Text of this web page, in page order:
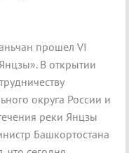
прошел VI
В открытии
округа России и
реки Янцзы
Башкортостана